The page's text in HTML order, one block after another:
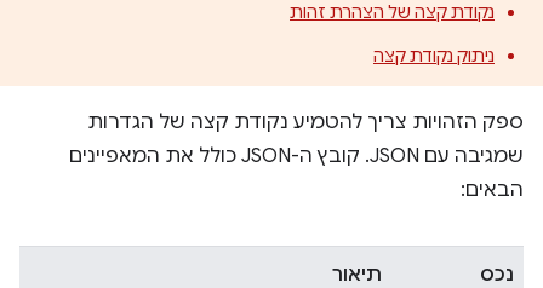
נקודת קצה של הצהרת זהות
ניתוק נקודת קצה
ספק הזהויות צריך להטמיע נקודת קצה של הגדרות
שמגיבה עם JSON. קובץ ה-JSON כולל את המאפיינים
הבאים:
נכס תיאור